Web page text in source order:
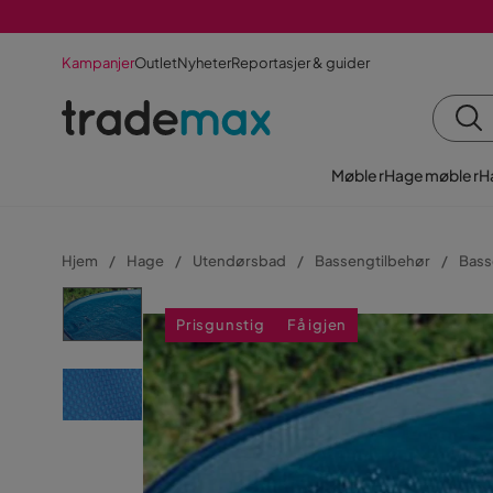
KampanjerOutletNyheterReportasjer & guider
MøblerHagemøbler
Hjem Hage Utendørsbad Bassengtilbehør
Prisgunstig Få igjen